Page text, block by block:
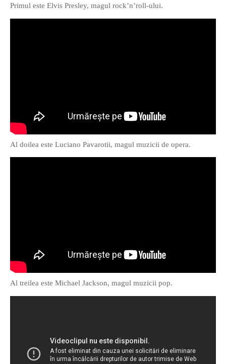
DESCARCĂ!
book for you. Take the
challenge of creating your
Primul este Elvis Presley, magul rock’n’roll-ului.
Al doilea este Luciano Pavarotii, magul muzicii de opera.
Al treilea este Michael Jackson, magul muzicii pop.